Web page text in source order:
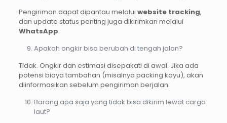
Pengiriman dapat dipantau melalui website tracking,
dan update status penting juga dikirimkan melalui
WhatsApp.
Apakah ongkir bisa berubah di tengah jalan?
Tidak. Ongkir dan estimasi disepakati di awal. Jika ada
potensi biaya tambahan (misalnya packing kayu), akan
diinformasikan sebelum pengiriman berjalan.
Barang apa saja yang tidak bisa dikirim lewat cargo
laut?